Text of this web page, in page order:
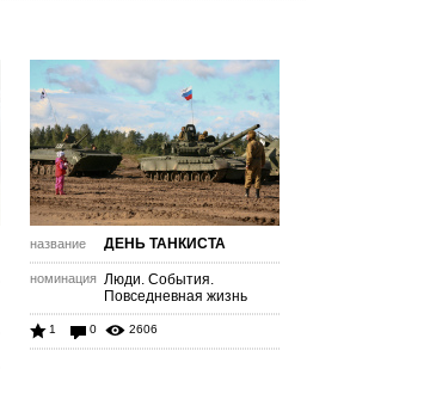
название ДЕНЬ ТАНКИСТА
номинация Люди. События.
Повседневная жизнь
1 0 2606